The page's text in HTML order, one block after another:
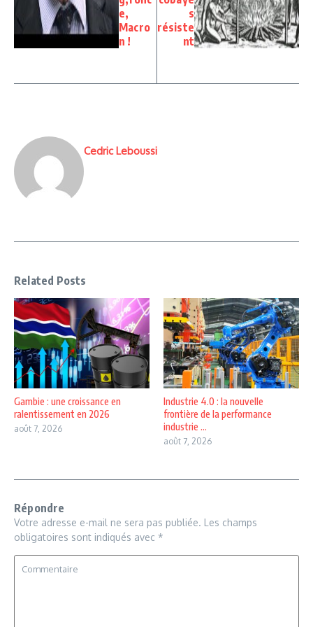
e,
Macro
n !
s
résiste
nt
Cedric Leboussi
Related Posts
Gambie : une croissance en
ralentissement en 2026
août 7, 2026
Industrie 4.0 : la nouvelle
frontière de la performance
industrie ...
août 7, 2026
Répondre
Votre adresse e-mail ne sera pas publiée. Les champs
obligatoires sont indiqués avec *